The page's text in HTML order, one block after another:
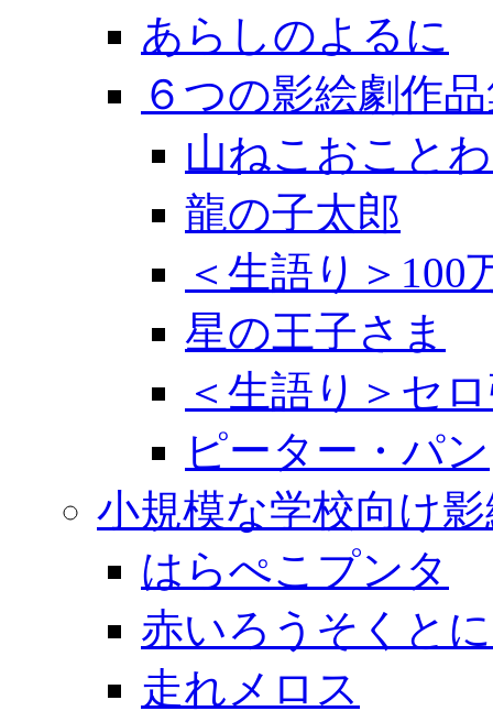
あらしのよるに
６つの影絵劇作
山ねこおこと
龍の子太郎
＜生語り＞100
星の王子さま
＜生語り＞セ
ピーター・パン
小規模な学校向け
はらぺこプンタ
赤いろうそくと
走れメロス